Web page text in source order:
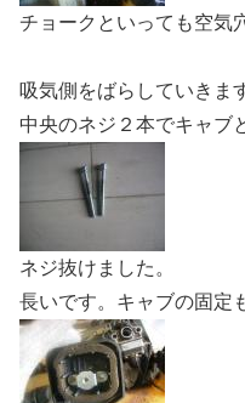
チョークといっても空気
吸気側をばらしていきま
中央のネジ２本でキャブ
ネジ抜けました。
長いです。キャブの固定